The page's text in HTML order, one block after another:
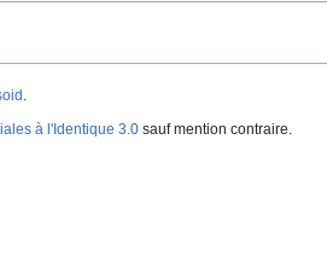
.
à l'Identique 3.0 sauf mention contraire.